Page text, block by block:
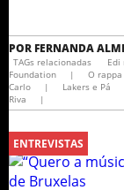
POR FERNANDA
TAGs relacionadas Edi
Foundation
| O rappa
Carlo
| Lakers e Pá
Riva
|
ENTREVISTAS